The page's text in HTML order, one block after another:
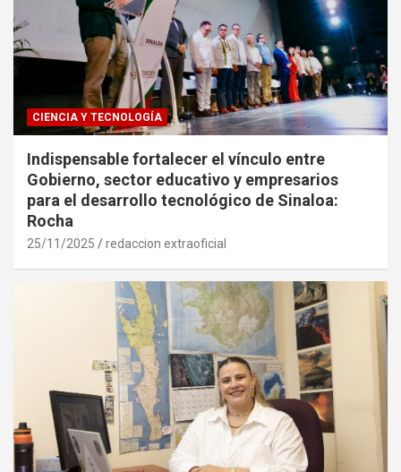
CIENCIA Y TECNOLOGÍA
Indispensable fortalecer el vínculo entre
Gobierno, sector educativo y empresarios
para el desarrollo tecnológico de Sinaloa:
Rocha
25/11/2025 redaccion extraoficial